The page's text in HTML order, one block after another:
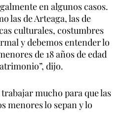
en algunos casos.
las de Arteaga, las de
culturales, costumbres
y debemos entender lo
de 18 años de edad
dijo.
mucho para que las
menores lo sepan y lo